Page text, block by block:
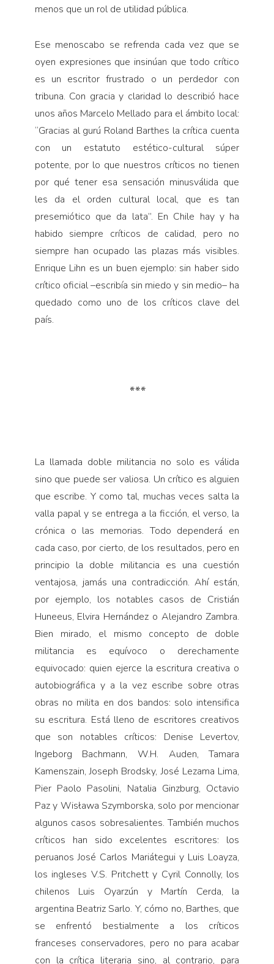
menos que un rol de utilidad pública.
Ese menoscabo se refrenda cada vez que se
oyen expresiones que insinúan que todo crítico
es un escritor frustrado o un perdedor con
tribuna. Con gracia y claridad lo describió hace
unos años Marcelo Mellado para el ámbito local:
“Gracias al gurú Roland Barthes la crítica cuenta
con un estatuto estético-cultural súper
potente, por lo que nuestros críticos no tienen
por qué tener esa sensación minusválida que
les da el orden cultural local, que es tan
presemiótico que da lata”. En Chile hay y ha
habido siempre críticos de calidad, pero no
siempre han ocupado las plazas más visibles.
Enrique Lihn es un buen ejemplo: sin haber sido
crítico oficial –escribía sin miedo y sin medio– ha
quedado como uno de los críticos clave del
país.
***
La llamada doble militancia no solo es válida
sino que puede ser valiosa. Un crítico es alguien
que escribe. Y como tal, muchas veces salta la
valla papal y se entrega a la ficción, el verso, la
crónica o las memorias. Todo dependerá en
cada caso, por cierto, de los resultados, pero en
principio la doble militancia es una cuestión
ventajosa, jamás una contradicción. Ahí están,
por ejemplo, los notables casos de Cristián
Huneeus, Elvira Hernández o Alejandro Zambra.
Bien mirado, el mismo concepto de doble
militancia es equívoco o derechamente
equivocado: quien ejerce la escritura creativa o
autobiográfica y a la vez escribe sobre otras
obras no milita en dos bandos: solo intensifica
su escritura. Está lleno de escritores creativos
que son notables críticos: Denise Levertov,
Ingeborg Bachmann, W.H. Auden, Tamara
Kamenszain, Joseph Brodsky, José Lezama Lima,
Pier Paolo Pasolini, Natalia Ginzburg, Octavio
Paz y Wisława Szymborska, solo por mencionar
algunos casos sobresalientes. También muchos
críticos han sido excelentes escritores: los
peruanos José Carlos Mariátegui y Luis Loayza,
los ingleses V.S. Pritchett y Cyril Connolly, los
chilenos Luis Oyarzún y Martín Cerda, la
argentina Beatriz Sarlo. Y, cómo no, Barthes, que
se enfrentó bestialmente a los críticos
franceses conservadores, pero no para acabar
con la crítica literaria sino, al contrario, para